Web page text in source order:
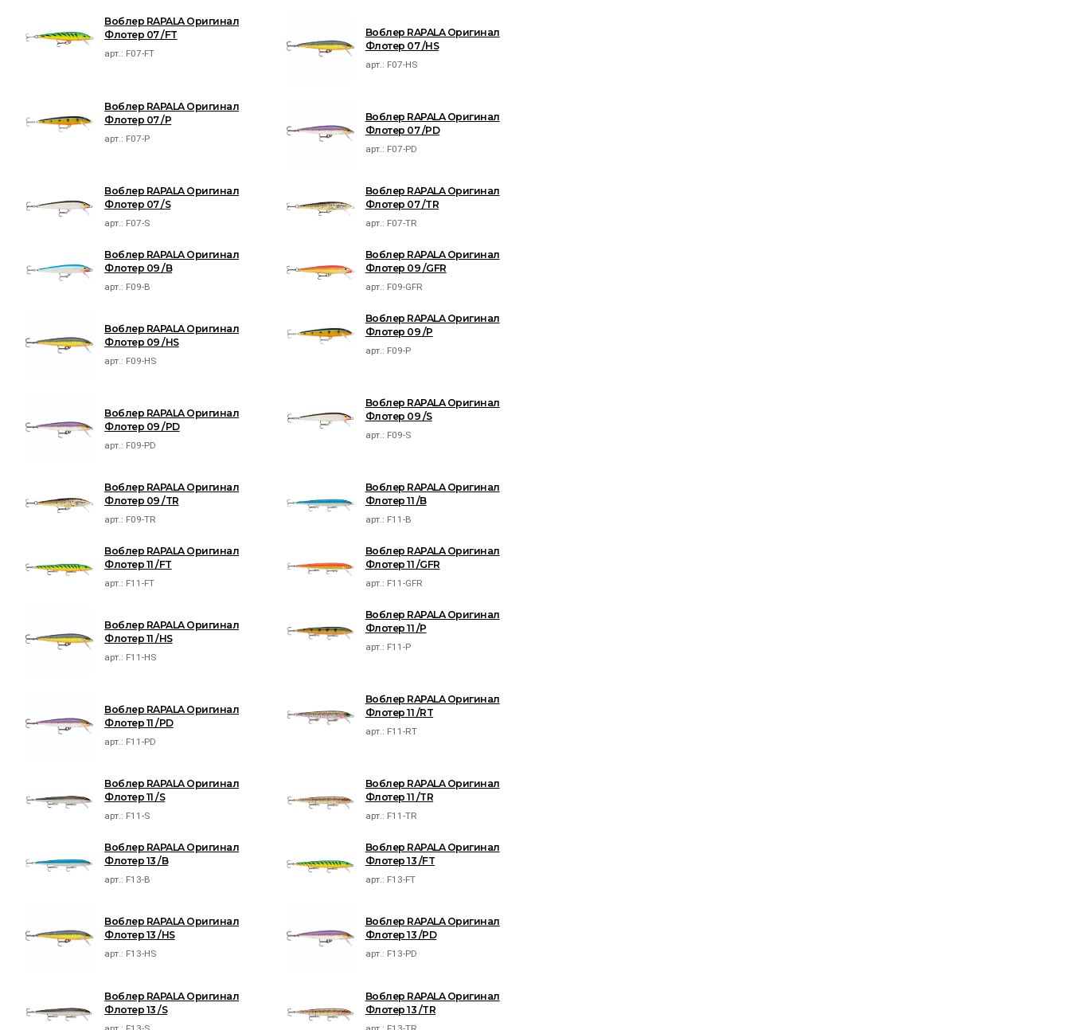
Воблер RAPALA Оригинал
Флотер 07 /FT
арт.: F07-FT
Воблер RAPALA Оригинал
Флотер 07 /HS
арт.: F07-HS
Воблер RAPALA Оригинал
Флотер 07 /P
арт.: F07-P
Воблер RAPALA Оригинал
Флотер 07 /PD
арт.: F07-PD
Воблер RAPALA Оригинал
Флотер 07 /S
арт.: F07-S
Воблер RAPALA Оригинал
Флотер 07 /TR
арт.: F07-TR
Воблер RAPALA Оригинал
Флотер 09 /B
арт.: F09-B
Воблер RAPALA Оригинал
Флотер 09 /GFR
арт.: F09-GFR
Воблер RAPALA Оригинал
Флотер 09 /HS
арт.: F09-HS
Воблер RAPALA Оригинал
Флотер 09 /P
арт.: F09-P
Воблер RAPALA Оригинал
Флотер 09 /PD
арт.: F09-PD
Воблер RAPALA Оригинал
Флотер 09 /S
арт.: F09-S
Воблер RAPALA Оригинал
Флотер 09 /TR
арт.: F09-TR
Воблер RAPALA Оригинал
Флотер 11 /B
арт.: F11-B
Воблер RAPALA Оригинал
Флотер 11 /FT
арт.: F11-FT
Воблер RAPALA Оригинал
Флотер 11 /GFR
арт.: F11-GFR
Воблер RAPALA Оригинал
Флотер 11 /HS
арт.: F11-HS
Воблер RAPALA Оригинал
Флотер 11 /P
арт.: F11-P
Воблер RAPALA Оригинал
Флотер 11 /PD
арт.: F11-PD
Воблер RAPALA Оригинал
Флотер 11 /RT
арт.: F11-RT
Воблер RAPALA Оригинал
Флотер 11 /S
арт.: F11-S
Воблер RAPALA Оригинал
Флотер 11 /TR
арт.: F11-TR
Воблер RAPALA Оригинал
Флотер 13 /B
арт.: F13-B
Воблер RAPALA Оригинал
Флотер 13 /FT
арт.: F13-FT
Воблер RAPALA Оригинал
Флотер 13 /HS
арт.: F13-HS
Воблер RAPALA Оригинал
Флотер 13 /PD
арт.: F13-PD
Воблер RAPALA Оригинал
Флотер 13 /S
Воблер RAPALA Оригинал
Флотер 13 /TR